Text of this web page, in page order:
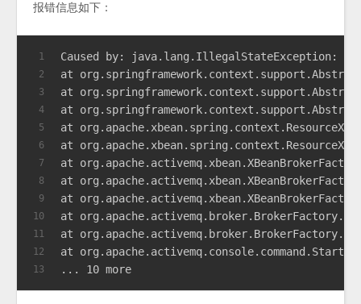
报错信息如下：
1
2
3
4
5
6
7
8
9
10
11
12
13
Caused by: java.lang.IllegalStateException:
at
at
at
at
at
at
at
at
at
at
at
... 10 more